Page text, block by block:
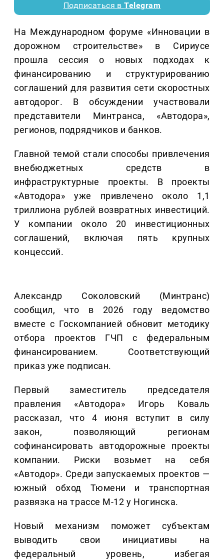
Подписаться вTelegram
На Международном форуме «Инновации в
дорожном строительстве» в Сириусе
прошла сессия о новых подходах к
финансированию и структурированию
соглашений для развития сети скоростных
автодорог. В обсуждении участвовали
представители Минтранса, «Автодора»,
регионов, подрядчиков и банков.
Главной темой стали способы привлечения
внебюджетных средств в
инфраструктурные проекты. В проекты
«Автодора» уже привлечено около 1,1
триллиона рублей возвратных инвестиций.
У компании около 20 инвестиционных
соглашений, включая пять крупных
концессий.
Александр Соколовский (Минтранс)
сообщил, что в 2026 году ведомство
вместе с Госкомпанией обновит методику
отбора проектов ГЧП с федеральным
финансированием. Соответствующий
приказ уже подписан.
Первый заместитель председателя
правления «Автодора» Игорь Коваль
рассказал, что 4 июня вступит в силу
закон, позволяющий регионам
софинансировать автодорожные проекты
компании. Риски возьмет на себя
«Автодор». Среди запускаемых проектов —
южный обход Тюмени и транспортная
развязка на трассе М-12 у Ногинска.
Новый механизм поможет субъектам
выводить свои инициативы на
федеральный уровень, избегая